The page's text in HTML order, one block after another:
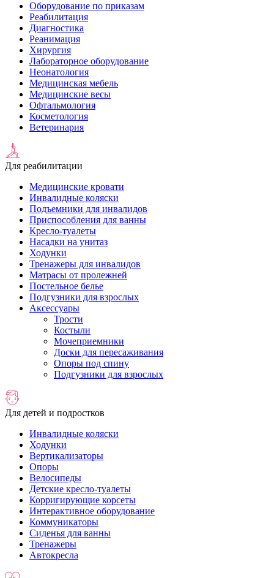
Оборудование по приказам
Реабилитация
Диагностика
Реанимация
Хирургия
Лабораторное оборудование
Неонатология
Медицинская мебель
Медицинские весы
Офтальмология
Косметология
Ветеринария
Для реабилитации
Медицинские кровати
Инвалидные коляски
Подъемники для инвалидов
Приспособления для ванны
Кресло-туалеты
Насадки на унитаз
Ходунки
Тренажеры для инвалидов
Матрасы от пролежней
Постельное белье
Подгузники для взрослых
Аксессуары
Трости
Костыли
Мочеприемники
Доски для пересаживания
Опоры под спину
Подгузники для взрослых
Для детей и подростков
Инвалидные коляски
Ходунки
Вертикализаторы
Опоры
Велосипеды
Детские кресло-туалеты
Корригирующие корсеты
Интерактивное оборудование
Коммуникаторы
Сиденья для ванны
Тренажеры
Автокресла